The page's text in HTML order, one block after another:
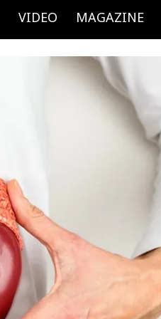
VIDEO MAGAZINE